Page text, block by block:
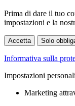
Prima di dare il tuo
impostazioni e la
Accetta Solo
Informativa sulla
Impostazioni
Marketing